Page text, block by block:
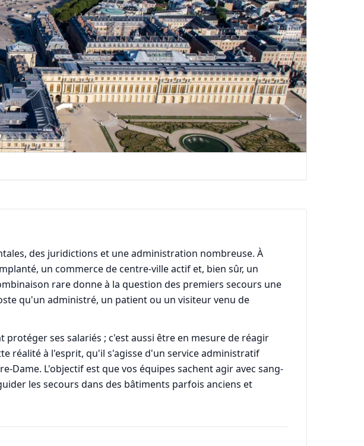
des juridictions et une administration nombreuse. À
un commerce de centre-ville actif et, bien sûr, un
rare donne à la question des premiers secours une
qu'un administré, un patient ou un visiteur venu de
ses salariés ; c'est aussi être en mesure de réagir
réalité à l'esprit, qu'il s'agisse d'un service administratif
L'objectif est que vos équipes sachent agir avec sang-
les secours dans des bâtiments parfois anciens et